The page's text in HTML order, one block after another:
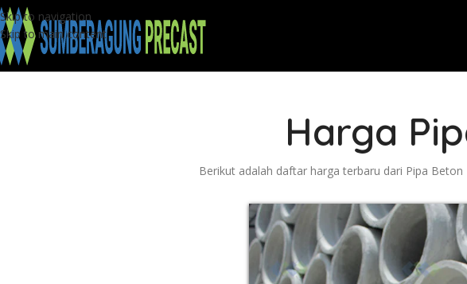
Skip to navigation
Skip to main content
Harga
Berikut adalah daftar harga terbaru dari Pipa